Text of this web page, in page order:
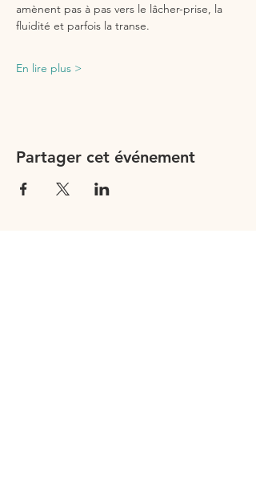
amènent pas à pas vers le lâcher-prise, la
fluidité et parfois la transe.
En lire plus >
Partager cet événement